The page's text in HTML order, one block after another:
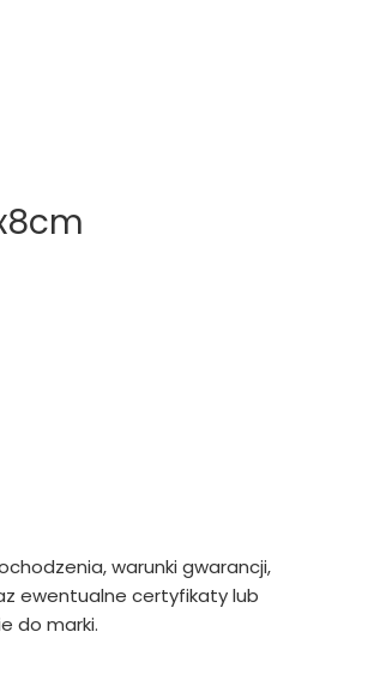
warunki gwarancji,
ewentualne certyfikaty lub
do marki.